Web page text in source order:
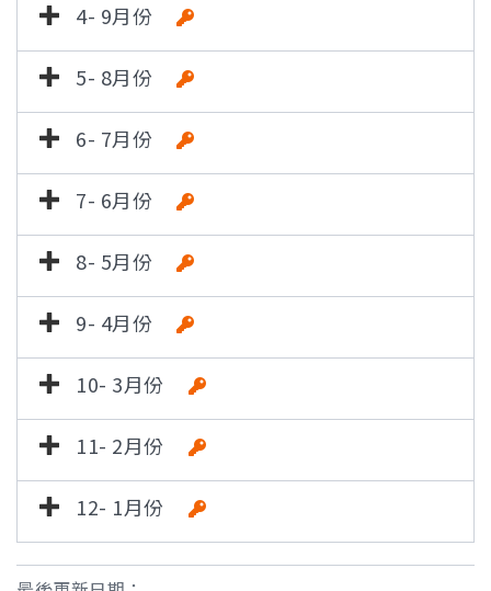
4- 9月份
5- 8月份
6- 7月份
7- 6月份
8- 5月份
9- 4月份
10- 3月份
11- 2月份
12- 1月份